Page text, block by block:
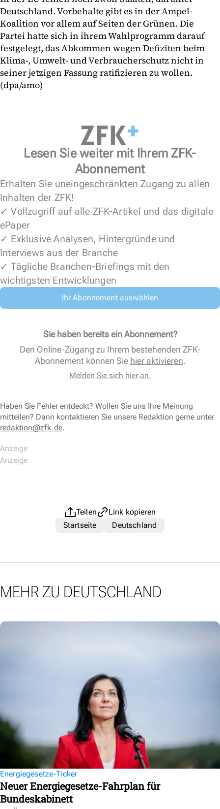
Deutschland. Vorbehalte gibt es in der Ampel-
Koalition vor allem auf Seiten der Grünen. Die
Partei hatte sich in ihrem Wahlprogramm darauf
festgelegt, das Abkommen wegen Defiziten beim
Klima-, Umwelt- und Verbraucherschutz nicht in
seiner jetzigen Fassung ratifizieren zu wollen.
(dpa/amo)
Lesen Sie weiter mit Ihrem ZFK-
Abonnement
Erhalten Sie uneingeschränkten Zugang zu allen
Inhalten der ZFK!
✓ Vollzugriff auf alle ZFK-Artikel und das digitale
ePaper
✓ Exklusive Analysen, Hintergründe und
Interviews aus der Branche
✓ Tägliche Branchen-Briefings mit den
wichtigsten Entwicklungen
Ihr Abonnement auswählen
Sie haben bereits ein Abonnement?
Den Online-Zugang zu Ihrem bestehenden ZFK-
Abonnement können Sie hier aktivieren.
Melden Sie sich hier an.
Haben Sie Fehler entdeckt? Wollen Sie uns Ihre Meinung
mitteilen? Dann kontaktieren Sie unsere Redaktion gerne unter
redaktion@zfk.de.
Teilen
Link kopieren
Startseite
Deutschland
MEHR ZU DEUTSCHLAND
Energiegesetze-Ticker
Neuer Energiegesetze-Fahrplan für
Bundeskabinett